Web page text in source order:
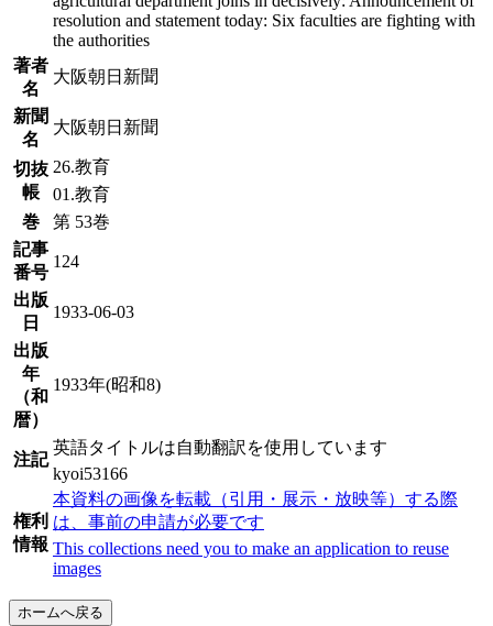
resolution and statement today: Six faculties are fighting with
the authorities
著者
名
大阪朝日新聞
新聞
名
大阪朝日新聞
切抜
帳
26.教育
01.教育
巻
第 53巻
記事
番号
124
出版
日
1933-06-03
出版
年
（和
暦）
1933年(昭和8)
注記
英語タイトルは自動翻訳を使用しています
kyoi53166
権利
情報
本資料の画像を転載（引用・展示・放映等）する際
は、事前の申請が必要です
This collections need you to make an application to reuse
images
ホームへ戻る